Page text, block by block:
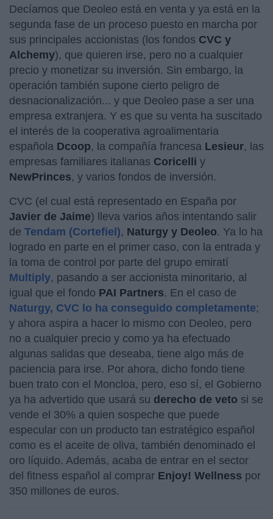
Decíamos que Deoleo está en venta y ya está en la
segunda fase de un proceso puesto en marcha por
sus principales accionistas (los fondos CVC y
Alchemy), que quieren irse, pero no a cualquier
precio y monetizar su inversión. Sin embargo, la
operación también supone cierto peligro de
desnacionalización... y que Deoleo pase a ser una
empresa extranjera. Y es que su venta ha suscitado
el interés de la cooperativa agroalimentaria
española Dcoop, la compañía francesa Lesieur, las
empresas familiares italianas Coricelli y
NewPrinces, y varios fondos de inversión.
CVC (el cual está representado en España por
Javier de Jaime) lleva varios años intentando salir
de Tendam (Cortefiel), Naturgy y Deoleo. Ya lo ha
logrado en parte en el primer caso, con la entrada y
la toma de control por parte del grupo emiratí
Multiply, pasando a ser accionista minoritario, al
igual que el fondo PAI Partners. En el caso de
Naturgy, CVC lo ha conseguido completamente;
y ahora aspira a hacer lo mismo con Deoleo, pero
no a cualquier precio y como ya ha efectuado
algunas salidas que deseaba, tiene algo más de
paciencia para irse. Por ahora, dicho fondo tiene
buen trato con el Moncloa, pero, eso sí, el Gobierno
ya ha advertido que usará su derecho de veto si se
vende el 30% a quien sospeche que puede
especular con un producto tan estratégico español
como es el aceite de oliva, también denominado el
oro líquido. Además, acaba de entrar en el sector
del fitness español al comprar Enjoy! Wellness por
350 millones de euros.